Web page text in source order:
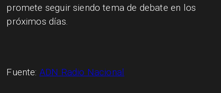
promete seguir siendo tema de debate en los
próximos días.
Fuente: ADN Radio Nacional